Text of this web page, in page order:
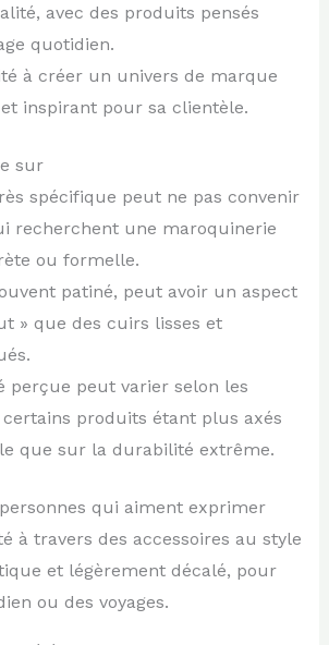
avec des produits pensés
quotidien.
à créer un univers de marque
inspirant pour sa clientèle.
sur
spécifique peut ne pas convenir
recherchent une maroquinerie
ou formelle.
patiné, peut avoir un aspect
» que des cuirs lisses et
perçue peut varier selon les
produits étant plus axés
que sur la durabilité extrême.
qui aiment exprimer
à travers des accessoires au style
et légèrement décalé, pour
ou des voyages.